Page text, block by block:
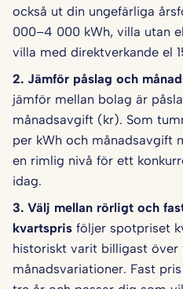
också ut din ungefärliga
000–4 000 kWh, villa utan
villa med direktverkande el
2. Jämför påslag och
jämför mellan bolag är
månadsavgift (kr). Som
per kWh och månadsavgift
en rimlig nivå för ett
idag.
3. Välj mellan rörligt och
kvartspris följer spotpriset
historiskt varit billigast över
månadsvariationer. Fast